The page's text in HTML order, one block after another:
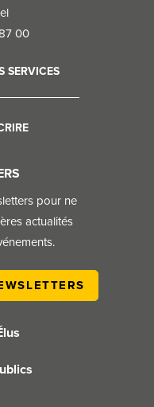
00
SERVICES
pour ne
actualités